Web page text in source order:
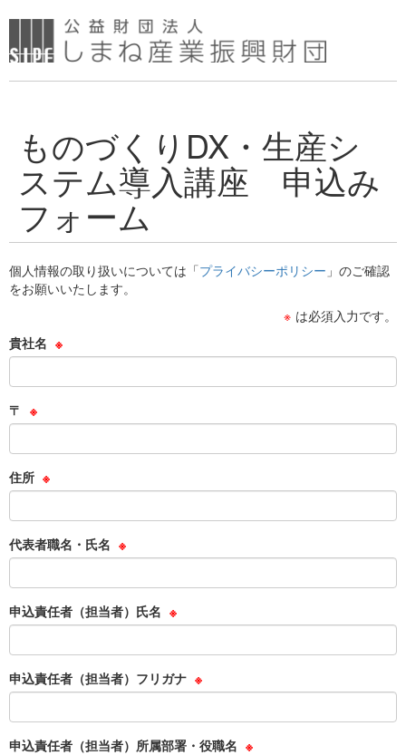
ものづくりDX・生産シ
ステム導入講座 申込み
フォーム
個人情報の取り扱いについては「プライバシーポリシー 」のご確認
をお願いいたします。
※ は必須入力です。
貴社名 ※
〒 ※
住所 ※
代表者職名・氏名 ※
申込責任者（担当者）氏名 ※
申込責任者（担当者）フリガナ ※
申込責任者（担当者）所属部署・役職名 ※